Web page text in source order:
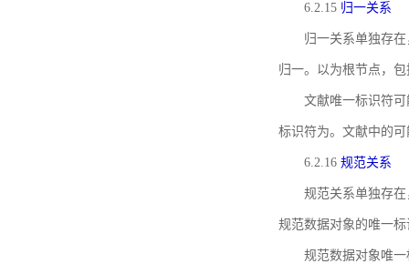
6.2.15 归一关系
归一关系单独存
归一。以为根节点，
文献唯一标识符
标识符为。文献中的
6.2.16 规范关系
规范关系单独存
规范数据对象的唯一
规范数据对象唯一